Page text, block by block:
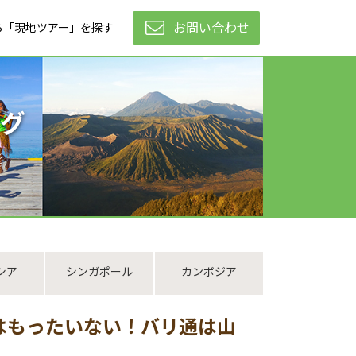
現地ツアー」を探す お問い合わせ
ア シンガポール カンボジア
ったいない！バリ通は山